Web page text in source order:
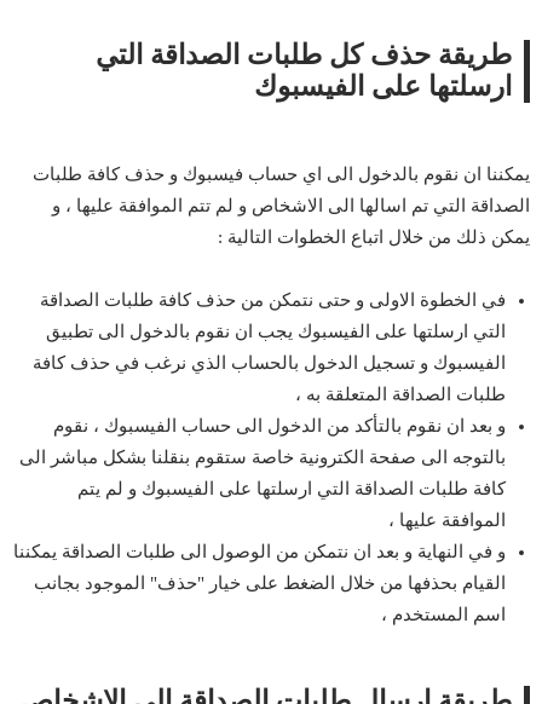
طريقة حذف كل طلبات الصداقة التي
ارسلتها على الفيسبوك
يمكننا ان نقوم بالدخول الى اي حساب فيسبوك و حذف كافة طلبات
الصداقة التي تم اسالها الى الاشخاص و لم تتم الموافقة عليها ، و
يمكن ذلك من خلال اتباع الخطوات التالية :
في الخطوة الاولى و حتى نتمكن من حذف كافة طلبات الصداقة
التي ارسلتها على الفيسبوك يجب ان نقوم بالدخول الى تطبيق
الفيسبوك و تسجيل الدخول بالحساب الذي نرغب في حذف كافة
طلبات الصداقة المتعلقة به ،
و بعد ان نقوم بالتأكد من الدخول الى حساب الفيسبوك ، نقوم
بالتوجه الى صفحة الكترونية خاصة ستقوم بنقلنا بشكل مباشر الى
كافة طلبات الصداقة التي ارسلتها على الفيسبوك و لم يتم
الموافقة عليها ،
و في النهاية و بعد ان نتمكن من الوصول الى طلبات الصداقة يمكننا
القيام بحذفها من خلال الضغط على خيار "حذف" الموجود بجانب
اسم المستخدم ،